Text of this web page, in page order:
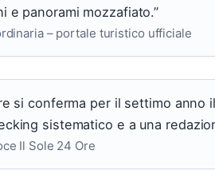
e panorami mozzafiato.”
– portale turistico ufficiale
si conferma per il settimo anno
sistematico e a una
Il Sole 24 Ore